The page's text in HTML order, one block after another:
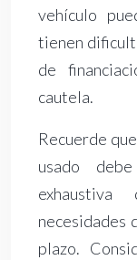
vehículo
tienen
de
cautela.
Recuerde
usado
necesidades
plazo.